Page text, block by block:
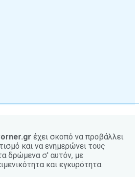
έχει σκοπό να προβάλλει
και να ενημερώνει τους
δρώμενα σ' αυτόν, με
και εγκυρότητα.